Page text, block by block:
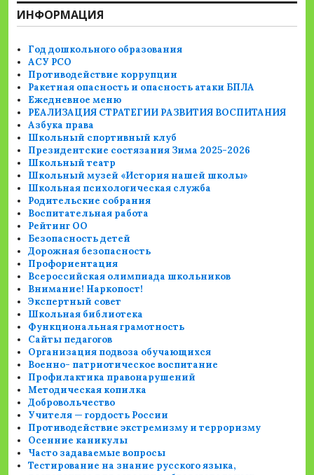
ИНФОРМАЦИЯ
Год дошкольного образования
АСУ РСО
Противодействие коррупции
Ракетная опасность и опасность атаки БПЛА
Ежедневное меню
РЕАЛИЗАЦИЯ СТРАТЕГИИ РАЗВИТИЯ ВОСПИТАНИЯ
Азбука права
Школьный спортивный клуб
Президентские состязания Зима 2025-2026
Школьный театр
Школьный музей «История нашей школы»
Школьная психологическая служба
Родительские собрания
Воспитательная работа
Рейтинг ОО
Безопасность детей
Дорожная безопасность
Профориентация
Всероссийская олимпиада школьников
Внимание! Наркопост!
Экспертный совет
Школьная библиотека
Функциональная грамотность
Сайты педагогов
Организация подвоза обучающихся
Военно- патриотическое воспитание
Профилактика правонарушений
Методическая копилка
Добровольчество
Учителя — гордость России
Противодействие экстремизму и терроризму
Осенние каникулы
Часто задаваемые вопросы
Тестирование на знание русского языка,